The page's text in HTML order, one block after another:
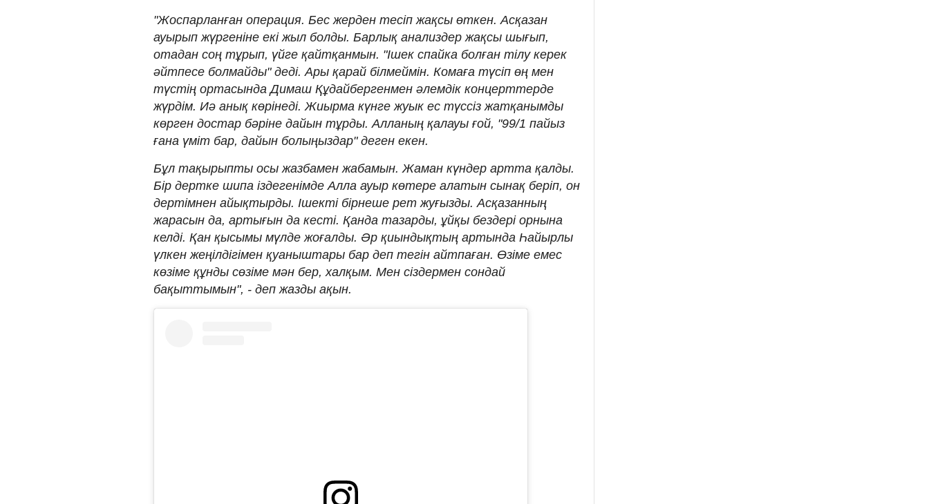
"Жоспарланған операция. Бес жерден тесіп жақсы өткен. Асқазан
ауырып жүргеніне екі жыл болды. Барлық анализдер жақсы шығып,
отадан соң тұрып, үйге қайтқанмын. "Ішек спайка болған тілу керек
әйтпесе болмайды" деді. Ары қарай білмеймін. Комаға түсіп өң мен
түстің ортасында Димаш Құдайбергенмен әлемдік концерттерде
жүрдім. Иә анық көрінеді. Жиырма күнге жуык ес түссіз жатқанымды
көрген достар бәріне дайын тұрды. Алланың қалауы ғой, "99/1 пайыз
ғана үміт бар, дайын болыңыздар" деген екен.
Бұл тақырыпты осы жазбамен жабамын. Жаман күндер артта қалды.
Бір дертке шипа іздегенімде Алла ауыр көтере алатын сынақ беріп, он
дертімнен айықтырды. Ішекті бірнеше рет жуғызды. Асқазанның
жарасын да, артығын да кесті. Қанда тазарды, ұйқы бездері орнына
келді. Қан қысымы мүлде жоғалды. Әр қиындықтың артында Һайырлы
үлкен жеңілдігімен қуаныштары бар деп тегін айтпаған. Өзіме емес
көзіме құнды сөзіме мән бер, халқым. Мен сіздермен сондай
бақыттымын", - деп жазды ақын.